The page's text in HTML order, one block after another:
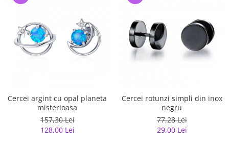
Cercei argint cu opal planeta
misterioasa
157,30 Lei
128,00 Lei
Cercei rotunzi simpli din inox
negru
77,28 Lei
29,00 Lei